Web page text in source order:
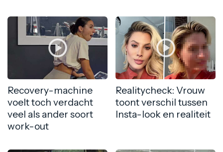
Recovery-machine
voelt toch verdacht
veel als ander soort
work-out
Realitycheck: Vrouw
toont verschil tussen
Insta-look en realiteit